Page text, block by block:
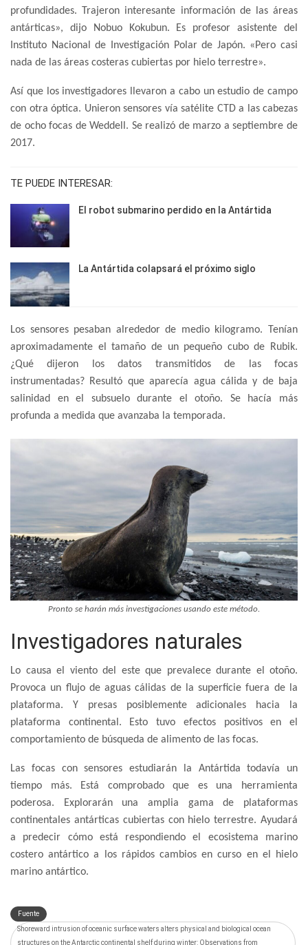
profundidades. Trajeron interesante información de las áreas
antárticas», dijo Nobuo Kokubun. Es profesor asistente del
Instituto Nacional de Investigación Polar de Japón. «Pero casi
nada de las áreas costeras cubiertas por hielo terrestre».
Así que los investigadores llevaron a cabo un estudio de campo
con otra óptica. Unieron sensores vía satélite CTD a las cabezas
de ocho focas de Weddell. Se realizó de marzo a septiembre de
2017.
TE PUEDE INTERESAR:
El robot submarino perdido en la Antártida
La Antártida colapsará el próximo siglo
Los sensores pesaban alrededor de medio kilogramo. Tenían
aproximadamente el tamaño de un pequeño cubo de Rubik.
¿Qué dijeron los datos transmitidos de las focas
instrumentadas? Resultó que aparecía agua cálida y de baja
salinidad en el subsuelo durante el otoño. Se hacía más
profunda a medida que avanzaba la temporada.
Pronto se harán más investigaciones usando este método.
Investigadores naturales
Lo causa el viento del este que prevalece durante el otoño.
Provoca un flujo de aguas cálidas de la superficie fuera de la
plataforma. Y presas posiblemente adicionales hacia la
plataforma continental. Esto tuvo efectos positivos en el
comportamiento de búsqueda de alimento de las focas.
Las focas con sensores estudiarán la Antártida todavía un
tiempo más. Está comprobado que es una herramienta
poderosa. Explorarán una amplia gama de plataformas
continentales antárticas cubiertas con hielo terrestre. Ayudará
a predecir cómo está respondiendo el ecosistema marino
costero antártico a los rápidos cambios en curso en el hielo
marino antártico.
Fuente
Shoreward intrusion of oceanic surface waters alters physical and biological ocean
structures on the Antarctic continental shelf during winter: Observations from